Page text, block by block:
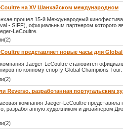
на XV Шанхайском международном
прошел 15-й Международный
- SIFF), официальным партнером которого
LeCoultre.
представляет новые часы для
компания Jaeger-LeCoultre становится
по конному спорту Global Champions Tour.
Reverso, разработанная португальским
компания Jaeger-LeCoultre
разработанную художником и дизайнером